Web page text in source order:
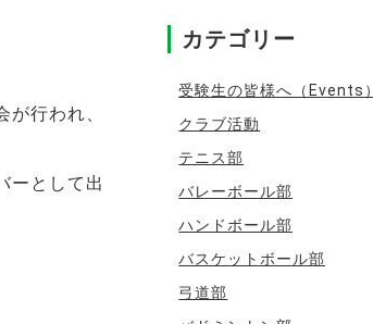
行われ、
ーとして出
カテゴリー
受験生の皆様へ（Events）
クラブ活動
テニス部
バレーボール部
ハンドボール部
バスケットボール部
弓道部